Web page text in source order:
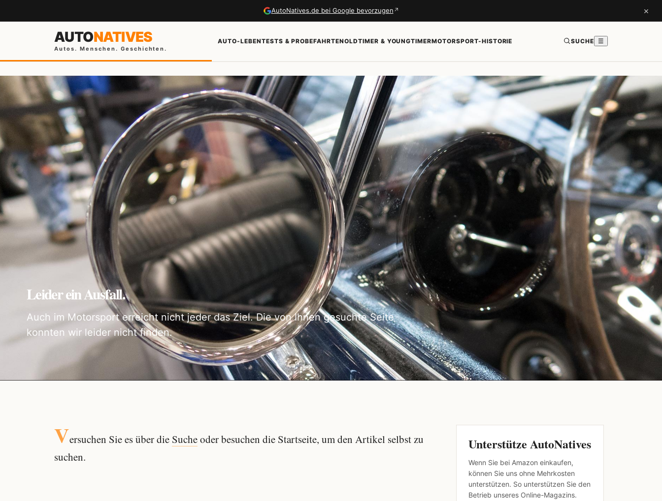
AutoNatives.de bei Google bevorzugen ↗ ×
AUTONATIVES
Autos. Menschen. Geschichten.
AUTO-LEBENTESTS & PROBEFAHRTENOLDTIMER & YOUNGTIMERMOTORSPORT-HISTORIE SUCHE ☰
Leider ein Ausfall.
Auch im Motorsport erreicht nicht jeder das Ziel. Die von Ihnen gesuchte Seite
konnten wir leider nicht finden.
Versuchen Sie es über die Sucheoder besuchen die Startseite, um den Artikel selbst zu
suchen.
Unterstütze AutoNatives
Wenn Sie bei Amazon einkaufen,
können Sie uns ohne Mehrkosten
unterstützen. So unterstützen Sie den
Betrieb unseres Online-Magazins.